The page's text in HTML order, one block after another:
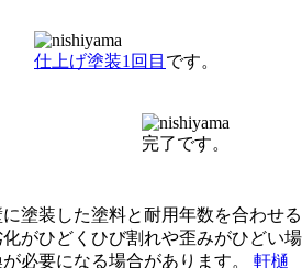
仕上げ塗装1回目 です。
完了です。
塗装した塗料と耐用年数を合わせる
がひどくひび割れや歪みがひどい場
必要になる場合があります。 軒樋